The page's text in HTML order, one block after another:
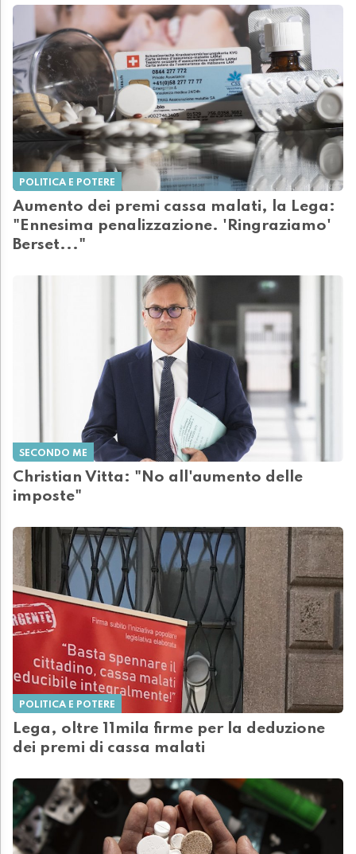
POLITICA E POTERE
Aumento dei premi cassa malati, la Lega:
"Ennesima penalizzazione. 'Ringraziamo'
Berset..."
SECONDO ME
Christian Vitta: "No all'aumento delle
imposte"
POLITICA E POTERE
Lega, oltre 11mila firme per la deduzione
dei premi di cassa malati